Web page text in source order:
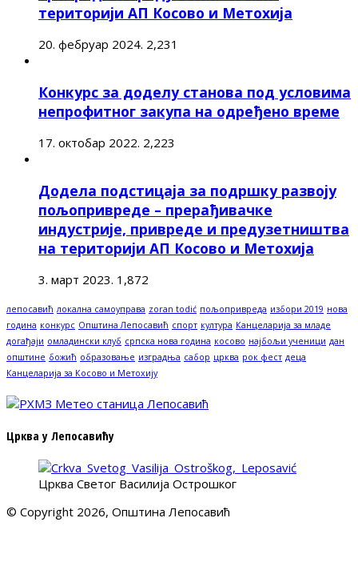
територији АП Косово и Метохија
20. фебруар 2024. 2,231
Конкурс за доделу станова под условима
непрофитног закупа на одређено време
17. октобар 2022. 2,223
Додела подстицаја за подршку развоју
пољопривреде – прерађивачке
индустрије, привреде и предузетништва
на територији АП Косово и Метохија
3. март 2023. 1,872
лепосавић локална самоуправа zoran todić пољопривреда избори 2019 нова
година конкурс Општина Лепосавић спорт култура Канцеларија за младе
догађаји омладински клуб српска нова година косово најбољи ученици дан
општине божић образовање изградња сабор црква рок фест деца
Канцеларија за Косово и Метохију
Црква у Лепосавићу
Црква Светог Василија Острошког
© Copyright 2026, Општина Лепосавић